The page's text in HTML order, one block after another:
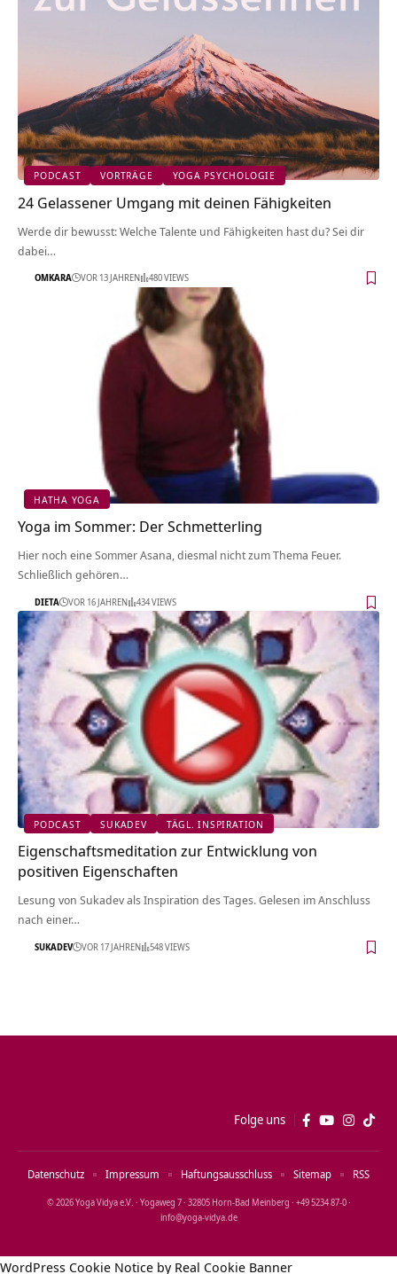
PODCAST VORTRÄGE YOGA PSYCHOLOGIE
24 Gelassener Umgang mit deinen Fähigkeiten
Werde dir bewusst: Welche Talente und Fähigkeiten hast du? Sei dir
dabei…
OMKARA VOR 13 JAHREN 480 VIEWS
HATHA YOGA
Yoga im Sommer: Der Schmetterling
Hier noch eine Sommer Asana, diesmal nicht zum Thema Feuer.
Schließlich gehören…
DIETA VOR 16 JAHREN 434 VIEWS
PODCAST SUKADEV TÄGL. INSPIRATION
Eigenschaftsmeditation zur Entwicklung von
positiven Eigenschaften
Lesung von Sukadev als Inspiration des Tages. Gelesen im Anschluss
nach einer…
SUKADEV VOR 17 JAHREN 548 VIEWS
Folge uns
© 2026 Yoga Vidya e.V. · Yogaweg 7 · 32805 Horn‑Bad Meinberg · +49 5234 87‑0 ·
info@yoga‑vidya.de
Datenschutz Impressum Haftungsausschluss Sitemap RSS
WordPress Cookie Notice by Real Cookie Banner